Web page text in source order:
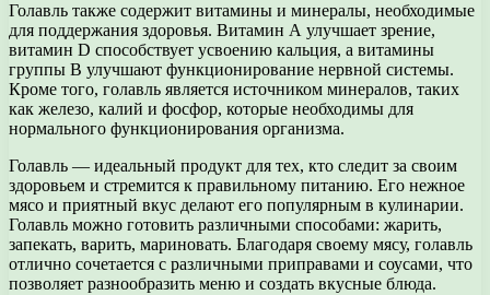
Голавль также содержит витамины и минералы, необходимые
для поддержания здоровья. Витамин А улучшает зрение,
витамин D способствует усвоению кальция, а витамины
группы В улучшают функционирование нервной системы.
Кроме того, голавль является источником минералов, таких
как железо, калий и фосфор, которые необходимы для
нормального функционирования организма.
Голавль — идеальный продукт для тех, кто следит за своим
здоровьем и стремится к правильному питанию. Его нежное
мясо и приятный вкус делают его популярным в кулинарии.
Голавль можно готовить различными способами: жарить,
запекать, варить, мариновать. Благодаря своему мясу, голавль
отлично сочетается с различными приправами и соусами, что
позволяет разнообразить меню и создать вкусные блюда.